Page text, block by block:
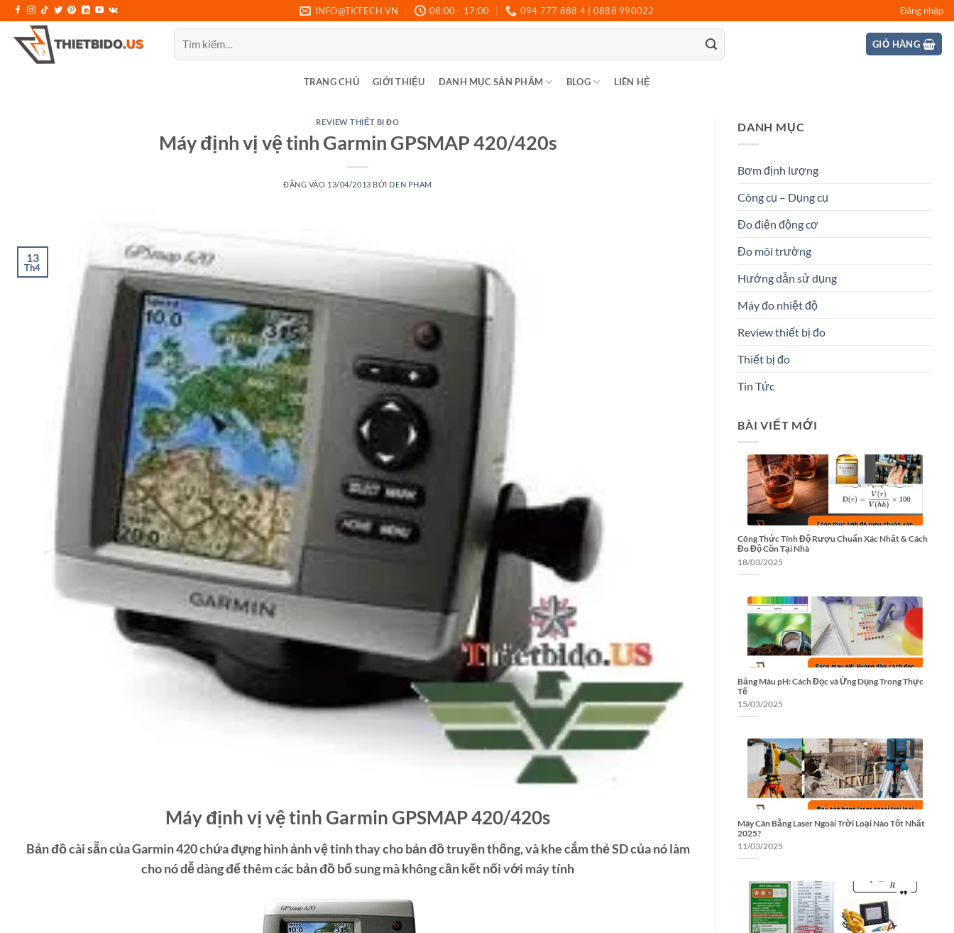
qua
nội
INFO@TKTECH.VN 08:00 - 17:00 094 777 888 4 | 0888 990022 Đăng nhập
Tìm
kiếm:
GIỎ HÀNG
TRANG CHỦ GIỚI THIỆU DANH MỤC SẢN PHẨM BLOG LIÊN HỆ
REVIEW THIẾT BỊ ĐO
Máy định vị vệ tinh Garmin GPSMAP 420/420s
ĐĂNG VÀO 13/04/2013 BỞI DEN PHAM
13
Th4
Máy định vị vệ tinh Garmin GPSMAP 420/420s
Bản đồ cài sẵn của Garmin 420 chứa đựng hình ảnh vệ tinh thay cho bản đồ truyền thống, và khe cắm thẻ SD của nó làm
cho nó dễ dàng để thêm các bản đồ bổ sung mà không cần kết nối với máy tính
DANH MỤC
Bơm định lượng
Công cụ – Dụng cụ
Đo điện động cơ
Đo môi trường
Hướng dẫn sử dụng
Máy đo nhiệt độ
Review thiết bị đo
Thiết bị đo
Tin Tức
BÀI VIẾT MỚI
Công Thức Tính Độ Rượu Chuẩn Xác Nhất & Cách
Đo Độ Cồn Tại Nhà
18/03/2025
Bảng Màu pH: Cách Đọc và Ứng Dụng Trong Thực
Tế
15/03/2025
Máy Cân Bằng Laser Ngoài Trời Loại Nào Tốt Nhất
2025?
11/03/2025